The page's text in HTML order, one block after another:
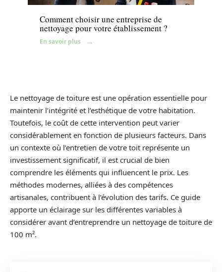
Comment choisir une entreprise de
nettoyage pour votre établissement ?
En savoir plus
Le nettoyage de toiture est une opération essentielle pour
maintenir l’intégrité et l’esthétique de votre habitation.
Toutefois, le coût de cette intervention peut varier
considérablement en fonction de plusieurs facteurs. Dans
un contexte où l’entretien de votre toit représente un
investissement significatif, il est crucial de bien
comprendre les éléments qui influencent le prix. Les
méthodes modernes, alliées à des compétences
artisanales, contribuent à l’évolution des tarifs. Ce guide
apporte un éclairage sur les différentes variables à
considérer avant d’entreprendre un nettoyage de toiture de
100 m².